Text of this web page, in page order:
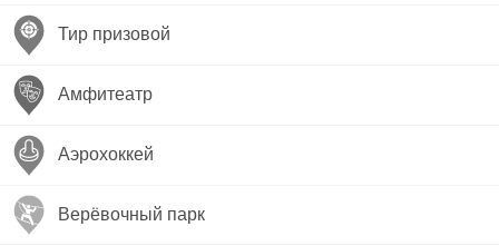
Тир призовой
Амфитеатр
Аэрохоккей
Верёвочный парк